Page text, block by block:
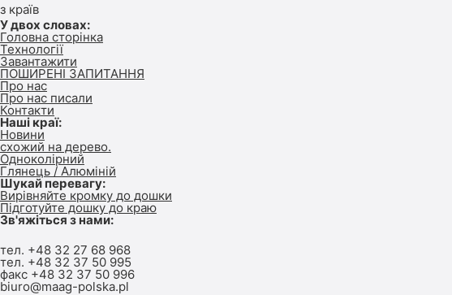
з країв
У двох словах:
Головна сторінка
Технології
Завантажити
ПОШИРЕНІ ЗАПИТАННЯ
Про нас
Про нас писали
Контакти
Наші краї:
Новини
схожий на дерево.
Одноколірний
Глянець / Алюміній
Шукай перевагу:
Вирівняйте кромку до дошки
Підготуйте дошку до краю
Зв'яжіться з нами:
тел. +48 32 27 68 968
тел. +48 32 37 50 995
факс +48 32 37 50 996
biuro@maag-polska.pl